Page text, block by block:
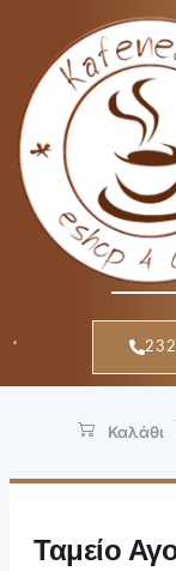
περιεχόμενο
Καλάθι
Ταμείο